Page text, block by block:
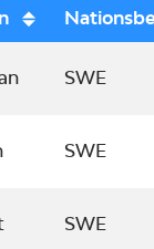
SWE
SWE
SWE